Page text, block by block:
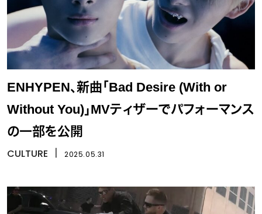
ENHYPEN、新曲「Bad Desire (With or
Without You)」MVティザーでパフォーマンス
の一部を公開
CULTURE 2025.05.31